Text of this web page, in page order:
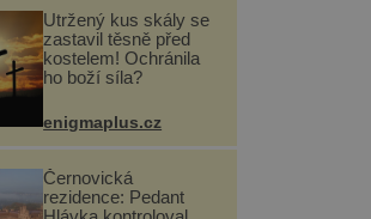
Utržený kus skály se
zastavil těsně před
kostelem! Ochránila
ho boží síla?
enigmaplus.cz
Černovická
rezidence: Pedant